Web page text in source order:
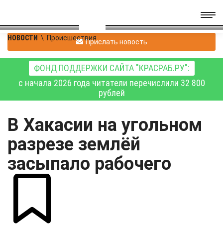
НОВОСТИ \ ПроисшествияПрислать новость
ФОНД ПОДДЕРЖКИ САЙТА "КРАСРАБ.РУ":
с начала 2026 года читатели перечислили 32 800
рублей
В Хакасии на угольном
разрезе землёй
засыпало рабочего